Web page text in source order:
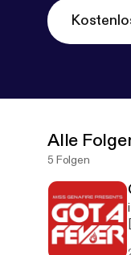
Alle
5 Folgen